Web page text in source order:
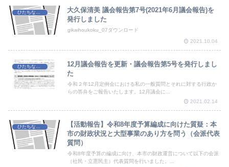
ひたちなか市議会
大久保清美 議会報告第7号(2021年6月議会報告)を
発行しました
gikaihoukoku_07ダウンロード
2021.10.04
12月議会報告を更新・議会報告第5号を発行しまし
た
令和２年12月定例会における私の一般質問とそれに対する行政か
らの答弁をご報告いたします。12月議会に...
2021.02.14
【活動報告】令和8年度予算編成に向けた質疑：本
市の財政状況と大型事業のあり方を問う（会派代表
質問）
令和8年度予算の編成に向け、本市の財政運営について以下の会派
（社民・立憲民主）代表質問を行いました。...